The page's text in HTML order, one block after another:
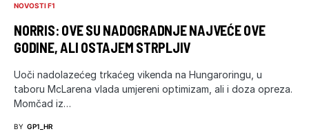
NOVOSTI F1
NORRIS: OVE SU NADOGRADNJE NAJVEĆE OVE
GODINE, ALI OSTAJEM STRPLJIV
Uoči nadolazećeg trkaćeg vikenda na Hungaroringu, u
taboru McLarena vlada umjereni optimizam, ali i doza opreza.
Momčad iz…
BY GP1_HR